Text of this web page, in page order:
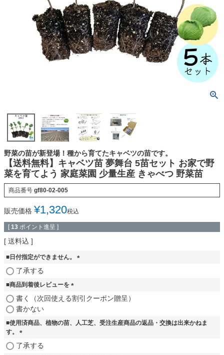
野菜の苗が新登場！種から育てたキャベツの苗です。
【送料無料】キャベツ苗 夢舞台 5苗セット お家で野
菜を育てよう 家庭菜園 少量生産 きゃべつ 野菜苗
商品番号 gf80-02-005
販売価格 ¥1,320税込
[ 13 ポイント進呈 ]
送料込
■日付指定ができません。
)
了承する
■商品到着後レビューを
(
)
書く（次回使える割引クーポン贈呈）
書かない
■使用済商品、植物の苗、人工芝、受注生産商品の返品・交換は出来かねま
す。
(
了承する